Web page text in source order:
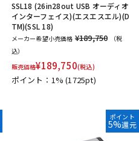
SSL18 (26in28out USB オーディオ
インターフェイス)(エスエスエル)(D
TM)(SSL 18)
メーカー希望小売価格 ¥189,750
（税
込）
販売価格¥189,750(税込)
ポイント：1%(1725pt)
ポイント
5%還元